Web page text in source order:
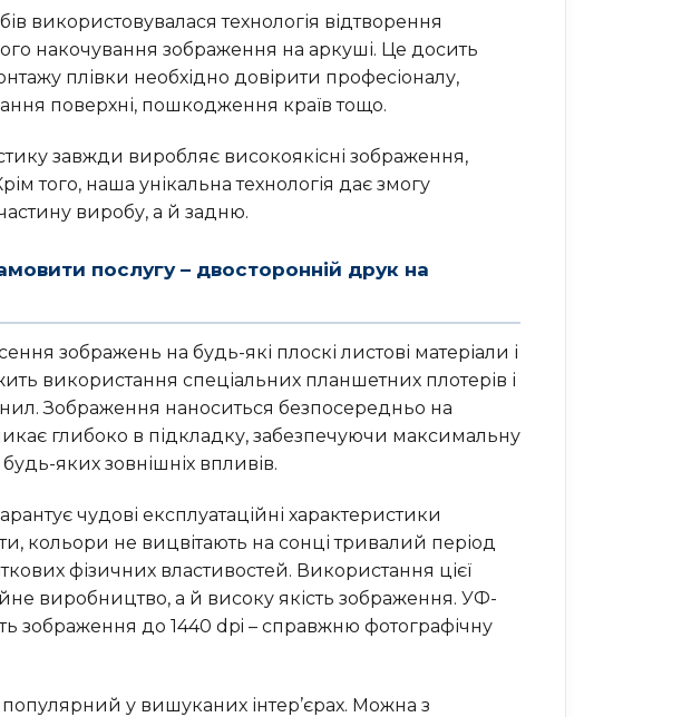
використовувалася технологія відтворення
накочування зображення на аркуші. Це досить
плівки необхідно довірити професіоналу,
поверхні, пошкодження країв тощо.
завжди виробляє високоякісні зображення,
того, наша унікальна технологія дає змогу
виробу, а й задню.
послугу – двосторонній друк на
зображень на будь-які плоскі листові матеріали і
використання спеціальних планшетних плотерів і
Зображення наноситься безпосередньо на
глибоко в підкладку, забезпечуючи максимальну
яких зовнішніх впливів.
чудові експлуатаційні характеристики
кольори не вицвітають на сонці тривалий період
фізичних властивостей. Використання цієї
виробництво, а й високу якість зображення. УФ-
зображення до 1440 dpi – справжню фотографічну
у вишуканих інтер’єрах. Можна з